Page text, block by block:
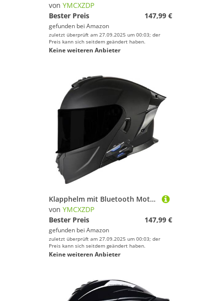
von YMCXZDP
Bester Preis
147,99 €
gefunden bei Amazon
zuletzt überprüft am 27.09.2025 um 00:03; der
Preis kann sich seitdem geändert haben.
Keine weiteren Anbieter
Klapphelm mit Bluetooth Motorradhelm Helm mit integriertem Bluetooth Integralhelm Anti-Fog-Doppelspiegel Vollvisierhelm DOTECE Genehmigt sturzhelm für Damen Herren 10,L=59~60cm
von YMCXZDP
Bester Preis
147,99 €
gefunden bei Amazon
zuletzt überprüft am 27.09.2025 um 00:03; der
Preis kann sich seitdem geändert haben.
Keine weiteren Anbieter